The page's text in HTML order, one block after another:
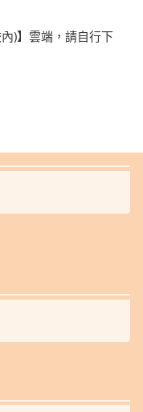
)】雲端，請自行下